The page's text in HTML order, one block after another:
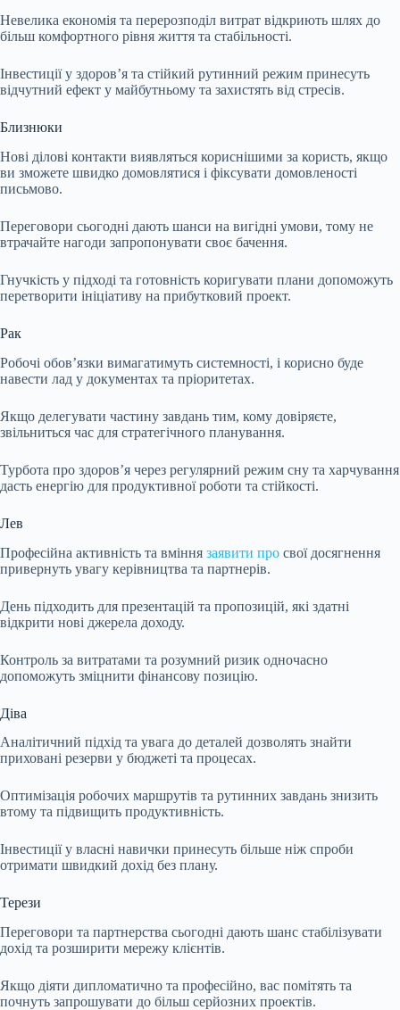
Невелика економія та перерозподіл витрат відкриють шлях до
більш комфортного рівня життя та стабільності.
Інвестиції у здоров’я та стійкий рутинний режим принесуть
відчутний ефект у майбутньому та захистять від стресів.
Близнюки
Нові ділові контакти виявляться кориснішими за користь, якщо
ви зможете швидко домовлятися і фіксувати домовленості
письмово.
Переговори сьогодні дають шанси на вигідні умови, тому не
втрачайте нагоди запропонувати своє бачення.
Гнучкість у підході та готовність коригувати плани допоможуть
перетворити ініціативу на прибутковий проект.
Рак
Робочі обов’язки вимагатимуть системності, і корисно буде
навести лад у документах та пріоритетах.
Якщо делегувати частину завдань тим, кому довіряєте,
звільниться час для стратегічного планування.
Турбота про здоров’я через регулярний режим сну та харчування
дасть енергію для продуктивної роботи та стійкості.
Лев
Професійна активність та вміння заявити про свої досягнення
привернуть увагу керівництва та партнерів.
День підходить для презентацій та пропозицій, які здатні
відкрити нові джерела доходу.
Контроль за витратами та розумний ризик одночасно
допоможуть зміцнити фінансову позицію.
Діва
Аналітичний підхід та увага до деталей дозволять знайти
приховані резерви у бюджеті та процесах.
Оптимізація робочих маршрутів та рутинних завдань знизить
втому та підвищить продуктивність.
Інвестиції у власні навички принесуть більше ніж спроби
отримати швидкий дохід без плану.
Терези
Переговори та партнерства сьогодні дають шанс стабілізувати
дохід та розширити мережу клієнтів.
Якщо діяти дипломатично та професійно, вас помітять та
почнуть запрошувати до більш серйозних проектів.